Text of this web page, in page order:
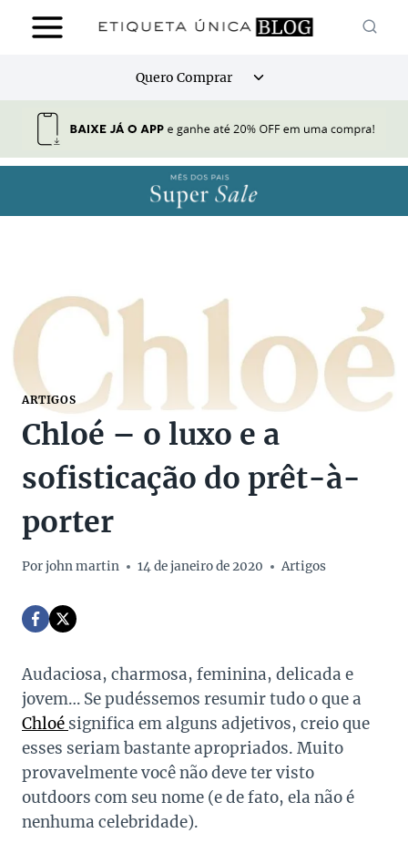
para
Quero Comprar
Alternar
ARTIGOS
Chloé – o luxo e a
sofisticação do prêt-à-
porter
Porjohn martin 14 de janeiro de 2020 Artigos
Audaciosa, charmosa, feminina, delicada e
jovem… Se pudéssemos resumir tudo o que a
Chloé significa em alguns adjetivos, creio que
esses seriam bastante apropriados. Muito
provavelmente você não deve ter visto
outdoors com seu nome (e de fato, ela não é
nenhuma celebridade).